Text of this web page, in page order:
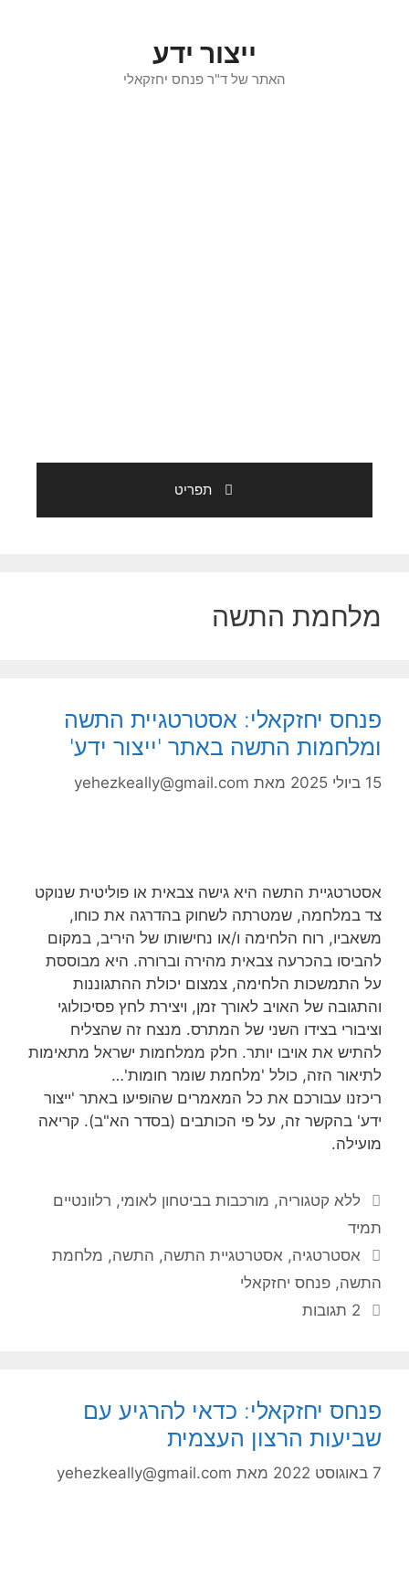
ייצור ידע
האתר של ד"ר פנחס יחזקאלי
תפריט
מלחמת התשה
פנחס יחזקאלי: אסטרטגיית התשה
ומלחמות התשה באתר 'ייצור ידע'
15 ביולי 2025 מאת yehezkeally@gmail.com
אסטרטגיית התשה היא גישה צבאית או פוליטית שנוקט
צד במלחמה, שמטרתה לשחוק בהדרגה את כוחו,
משאביו, רוח הלחימה ו/או נחישותו של היריב, במקום
להביסו בהכרעה צבאית מהירה וברורה. היא מבוססת
על התמשכות הלחימה, צמצום יכולת ההתגוננות
והתגובה של האויב לאורך זמן, ויצירת לחץ פסיכולוגי
וציבורי בצידו השני של המתרס. מנצח זה שהצליח
להתיש את אויבו יותר. חלק ממלחמות ישראל מתאימות
לתיאור הזה, כולל 'מלחמת שומר חומות'…
ריכזנו עבורכם את כל המאמרים שהופיעו באתר 'ייצור
ידע' בהקשר זה, על פי הכותבים (בסדר הא"ב). קריאה
מועילה.
קטגוריות
ללא קטגוריה, מורכבות בביטחון לאומי, רלוונטיים
תמיד
תגיות
אסטרטגיה, אסטרטגיית התשה, התשה, מלחמת
התשה, פנחס יחזקאלי
2 תגובות
פנחס יחזקאלי: כדאי להרגיע עם
שביעות הרצון העצמית
7 באוגוסט 2022 מאת yehezkeally@gmail.com